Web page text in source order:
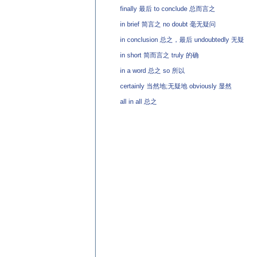
finally 最后 to conclude 总而言之
in brief 简言之 no doubt 毫无疑问
in conclusion 总之，最后 undoubtedly 无疑
in short 简而言之 truly 的确
in a word 总之 so 所以
certainly 当然地;无疑地 obviously 显然
all in all 总之